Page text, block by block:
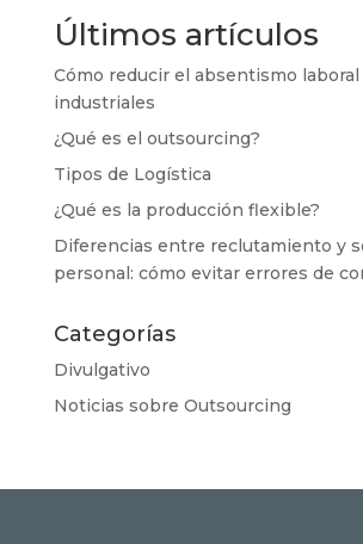
Últimos artículos
Cómo reducir el absentismo
industriales
¿Qué es el outsourcing?
Tipos de Logística
¿Qué es la producción flexible?
Diferencias entre reclutamiento y
personal: cómo evitar errores de
Categorías
Divulgativo
Noticias sobre Outsourcing